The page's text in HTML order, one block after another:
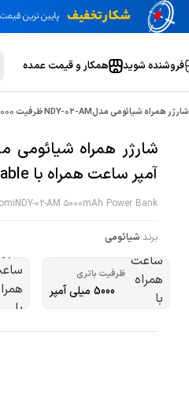
فروشنده شوید همکار و قیمت عمده
شارژر همراه شیائومی مدلNDY-02-AM ظرفیت 5000 میلی آمپر ساعت همراه با Micro Trunk to USB Cable
آمپر ساعت همراه با Micro Trunk to USB Cable
02-AM 5000mAh Power Bank
برند:شیائومی
ظرفیت باتری
5000 میلی آمپر